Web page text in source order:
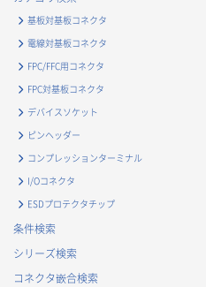
基板対基板コネクタ
電線対基板コネクタ
FPC/FFC用コネクタ
FPC対基板コネクタ
デバイスソケット
ピンヘッダー
コンプレッションターミナル
I/Oコネクタ
ESDプロテクタチップ
条件検索
シリーズ検索
コネクタ嵌合検索